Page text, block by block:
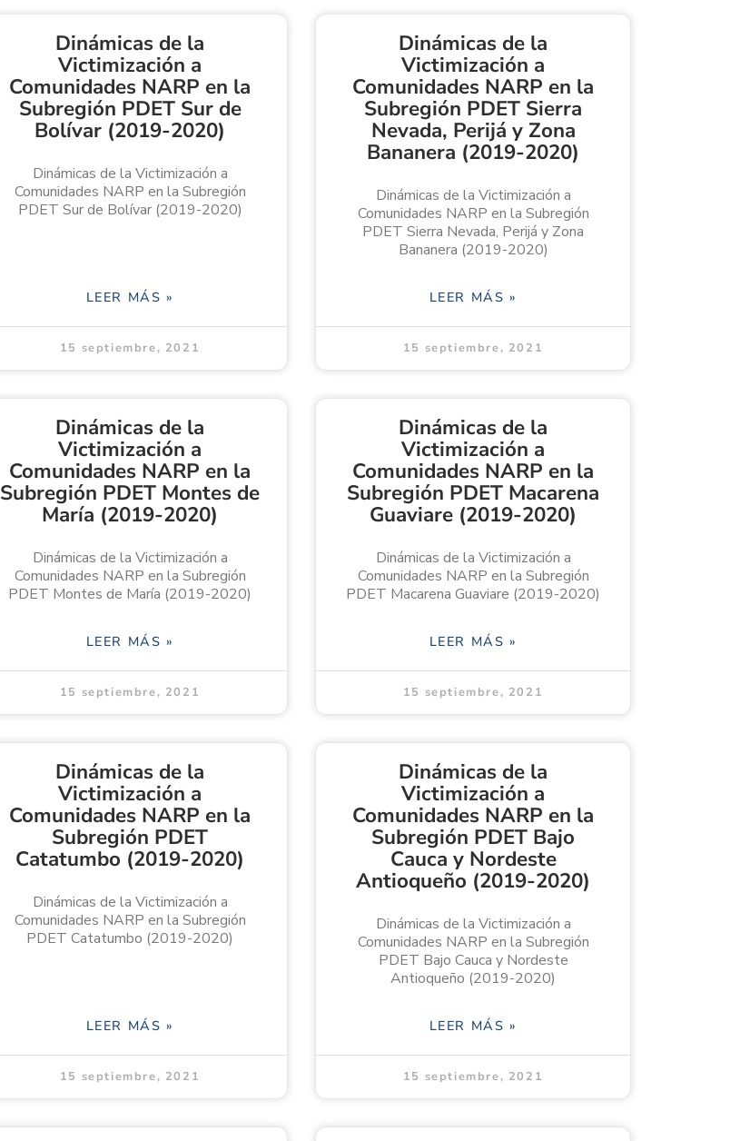
Dinámicas de la
Victimización a
Comunidades NARP en la
Subregión PDET Sur de
Bolívar (2019-2020)
Dinámicas de la Victimización a
Comunidades NARP en la Subregión
PDET Sur de Bolívar (2019-2020)
LEER MÁS »
15 septiembre, 2021
Dinámicas de la
Victimización a
Comunidades NARP en la
Subregión PDET Sierra
Nevada, Perijá y Zona
Bananera (2019-2020)
Dinámicas de la Victimización a
Comunidades NARP en la Subregión
PDET Sierra Nevada, Perijá y Zona
Bananera (2019-2020)
LEER MÁS »
15 septiembre, 2021
Dinámicas de la
Victimización a
Comunidades NARP en la
Subregión PDET Montes de
María (2019-2020)
Dinámicas de la Victimización a
Comunidades NARP en la Subregión
PDET Montes de María (2019-2020)
LEER MÁS »
15 septiembre, 2021
Dinámicas de la
Victimización a
Comunidades NARP en la
Subregión PDET Macarena
Guaviare (2019-2020)
Dinámicas de la Victimización a
Comunidades NARP en la Subregión
PDET Macarena Guaviare (2019-2020)
LEER MÁS »
15 septiembre, 2021
Dinámicas de la
Victimización a
Comunidades NARP en la
Subregión PDET
Catatumbo (2019-2020)
Dinámicas de la Victimización a
Comunidades NARP en la Subregión
PDET Catatumbo (2019-2020)
LEER MÁS »
15 septiembre, 2021
Dinámicas de la
Victimización a
Comunidades NARP en la
Subregión PDET Bajo
Cauca y Nordeste
Antioqueño (2019-2020)
Dinámicas de la Victimización a
Comunidades NARP en la Subregión
PDET Bajo Cauca y Nordeste
Antioqueño (2019-2020)
LEER MÁS »
15 septiembre, 2021